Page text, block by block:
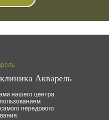
Акварель
нашего центра
передового